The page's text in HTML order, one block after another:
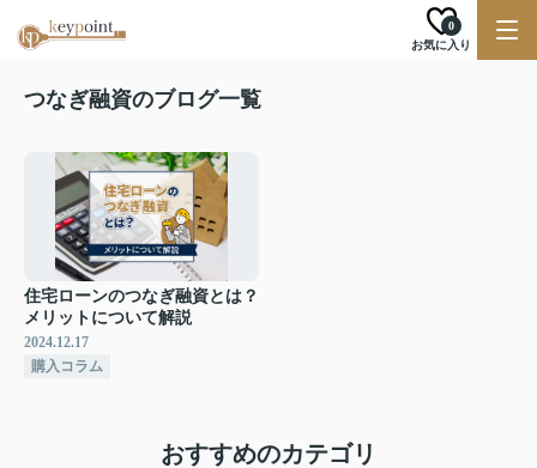
お気に入り
0
つなぎ融資のブログ一覧
住宅ローンのつなぎ融資とは？
メリットについて解説
2024.12.17
購入コラム
おすすめのカテゴリ